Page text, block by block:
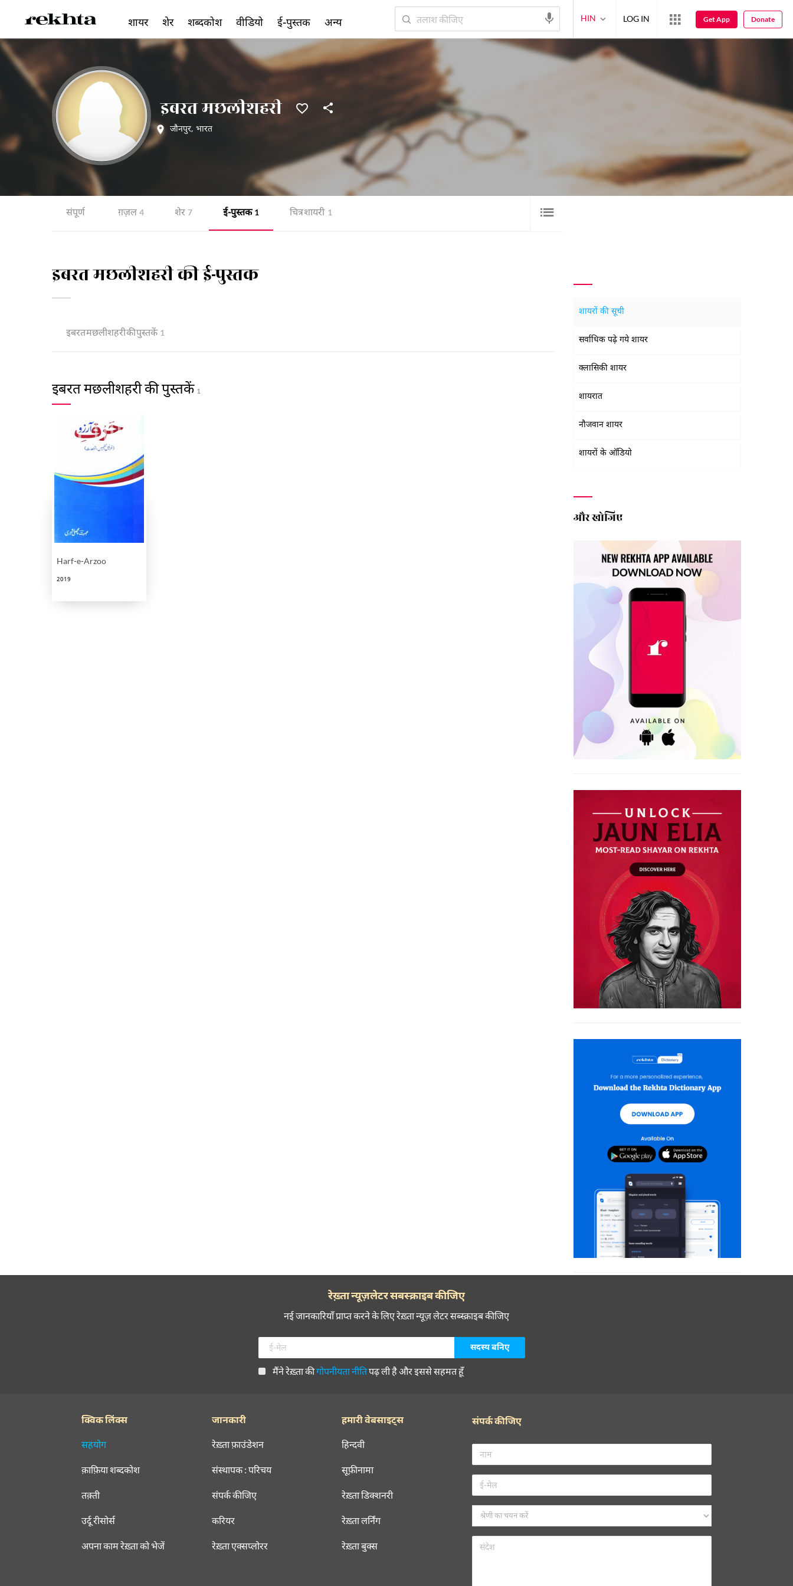
इबरत मछलीशहरी
जौनपुर, भारत
संपूर्ण ग़ज़ल 4 शेर 7 ई-पुस्तक 1 चित्र शायरी 1
इबरत मछलीशहरी की ई-पुस्तक
इबरत मछलीशहरी की पुस्तकें 1
इबरत मछलीशहरी की पुस्तकें 1
Harf-e-Arzoo
2019
शायरों की सूची
सर्वाधिक पढ़े गये शायर
क्लासिकी शायर
शायरात
नौजवान शायर
शायरों के ऑडियो
और खोजिए
शायर शेर शब्दकोश वीडियो ई-पुस्तक अन्य HIN LOG IN Get App Donate
रेख़्ता न्यूज़लेटर सबस्क्राइब कीजिए
नई जानकारियाँ प्राप्त करने के लिए रेख़्ता न्यूज़ लेटर सब्स्क्राइब कीजिए
मैंने रेख़्ता कीगोपनीयता नीतिपढ़ ली है और इससे सहमत हूँ
क्विक लिंक्स
सहयोग
क़ाफ़िया शब्दकोश
तक़्ती
उर्दू रीसोर्स
अपना काम रेख़्ता को भेजें
जानकारी
रेख़्ता फ़ाउंडेशन
संस्थापक : परिचय
संपर्क कीजिए
करियर
रेख़्ता एक्सप्लोरर
हमारी वेबसाइट्स
हिन्दवी
सूफ़ीनामा
रेख़्ता डिक्शनरी
रेख़्ता लर्निंग
रेख़्ता बुक्स
संपर्क कीजिए